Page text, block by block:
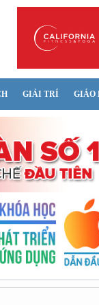
GIẢI TRÍ GIÁO